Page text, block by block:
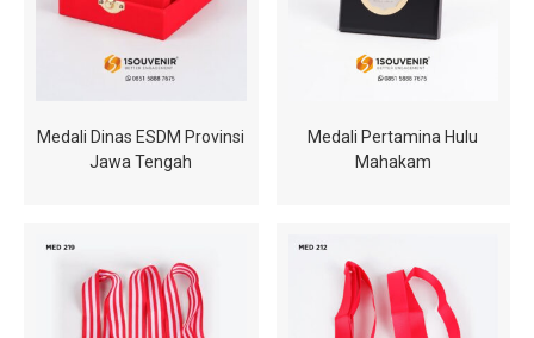
Medali Dinas ESDM Provinsi
Jawa Tengah
Medali Pertamina Hulu
Mahakam